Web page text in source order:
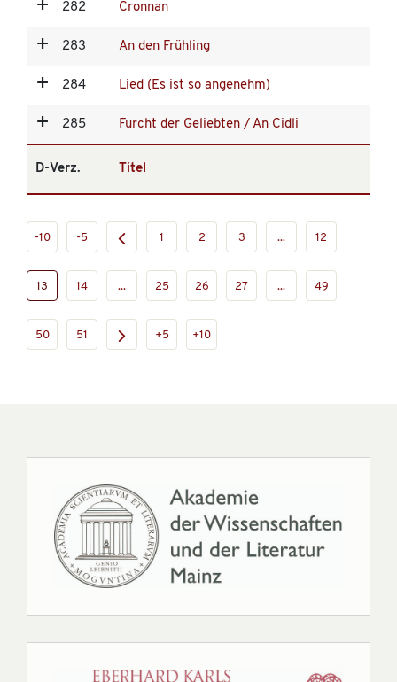
282 Cronnan
283 An den Frühling
284 Lied (Es ist so angenehm)
285 Furcht der Geliebten / An Cidli
D-Verz. Titel
-10 -5 1 2 3 ... 12
13 14 ... 25 26 27 ... 49
50 51 +5 +10